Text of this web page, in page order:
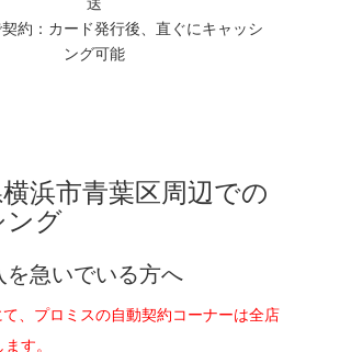
約：カード発行後、直ぐにキャッシ
ング可能
浜市青葉区周辺での
ング
を急いでいる方へ
、プロミスの自動契約コーナーは全店
す。